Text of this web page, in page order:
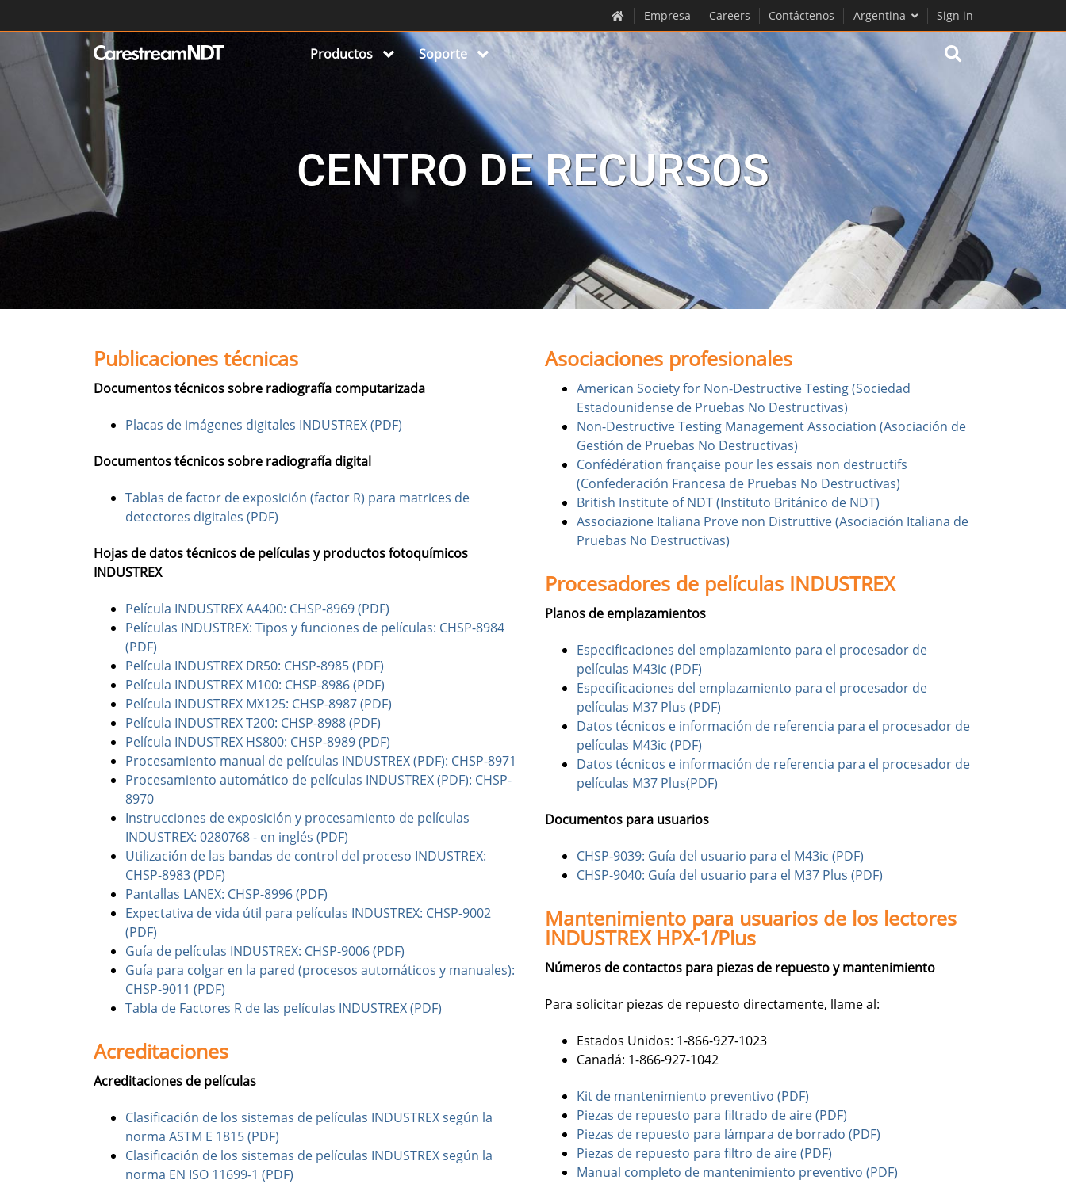
Empresa Careers Contáctenos Argentina Sign in
Productos Soporte
CENTRO DE RECURSOS
Publicaciones técnicas
Documentos técnicos sobre radiografía computarizada
Placas de imágenes digitales INDUSTREX (PDF)
Documentos técnicos sobre radiografía digital
Tablas de factor de exposición (factor R) para matrices de
detectores digitales (PDF)
Hojas de datos técnicos de películas y productos fotoquímicos
INDUSTREX
Película INDUSTREX AA400: CHSP-8969 (PDF)
Películas INDUSTREX: Tipos y funciones de películas: CHSP-8984
(PDF)
Película INDUSTREX DR50: CHSP-8985 (PDF)
Película INDUSTREX M100: CHSP-8986 (PDF)
Película INDUSTREX MX125: CHSP-8987 (PDF)
Película INDUSTREX T200: CHSP-8988 (PDF)
Película INDUSTREX HS800: CHSP-8989 (PDF)
Procesamiento manual de películas INDUSTREX (PDF): CHSP-8971
Procesamiento automático de películas INDUSTREX (PDF): CHSP-
8970
Instrucciones de exposición y procesamiento de películas
INDUSTREX: 0280768 - en inglés (PDF)
Utilización de las bandas de control del proceso INDUSTREX:
CHSP-8983 (PDF)
Pantallas LANEX: CHSP-8996 (PDF)
Expectativa de vida útil para películas INDUSTREX: CHSP-9002
(PDF)
Guía de películas INDUSTREX: CHSP-9006 (PDF)
Guía para colgar en la pared (procesos automáticos y manuales):
CHSP-9011 (PDF)
Tabla de Factores R de las películas INDUSTREX (PDF)
Acreditaciones
Acreditaciones de películas
Clasificación de los sistemas de películas INDUSTREX según la
norma ASTM E 1815 (PDF)
Clasificación de los sistemas de películas INDUSTREX según la
norma EN ISO 11699-1 (PDF)
Asociaciones profesionales
American Society for Non-Destructive Testing (Sociedad
Estadounidense de Pruebas No Destructivas)
Non-Destructive Testing Management Association (Asociación de
Gestión de Pruebas No Destructivas)
Confédération française pour les essais non destructifs
(Confederación Francesa de Pruebas No Destructivas)
British Institute of NDT (Instituto Británico de NDT)
Associazione Italiana Prove non Distruttive (Asociación Italiana de
Pruebas No Destructivas)
Procesadores de películas INDUSTREX
Planos de emplazamientos
Especificaciones del emplazamiento para el procesador de
películas M43ic (PDF)
Especificaciones del emplazamiento para el procesador de
películas M37 Plus (PDF)
Datos técnicos e información de referencia para el procesador de
películas M43ic (PDF)
Datos técnicos e información de referencia para el procesador de
películas M37 Plus(PDF)
Documentos para usuarios
CHSP-9039: Guía del usuario para el M43ic (PDF)
CHSP-9040: Guía del usuario para el M37 Plus (PDF)
Mantenimiento para usuarios de los lectores
INDUSTREX HPX-1/Plus
Números de contactos para piezas de repuesto y mantenimiento
Para solicitar piezas de repuesto directamente, llame al:
Estados Unidos: 1-866-927-1023
Canadá: 1-866-927-1042
Kit de mantenimiento preventivo (PDF)
Piezas de repuesto para filtrado de aire (PDF)
Piezas de repuesto para lámpara de borrado (PDF)
Piezas de repuesto para filtro de aire (PDF)
Manual completo de mantenimiento preventivo (PDF)